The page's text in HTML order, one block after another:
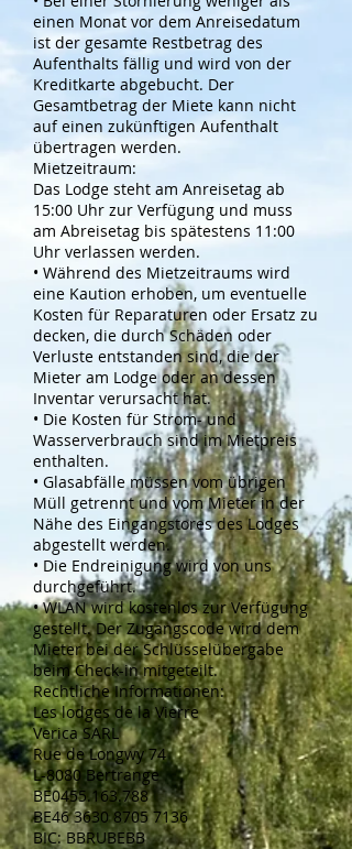
einen Monat vor dem Anreisedatum
ist der gesamte Restbetrag des
Aufenthalts fällig und wird von der
Kreditkarte abgebucht. Der
Gesamtbetrag der Miete kann nicht
auf einen zukünftigen Aufenthalt
übertragen werden.
Mietzeitraum:
Das Lodge steht am Anreisetag ab
15:00 Uhr zur Verfügung und muss
am Abreisetag bis spätestens 11:00
Uhr verlassen werden.
• Während des Mietzeitraums wird
eine Kaution erhoben, um eventuelle
Kosten für Reparaturen oder Ersatz zu
decken, die durch Schäden oder
Verluste entstanden sind, die der
Mieter am Lodge oder an dessen
Inventar verursacht hat.
• Die Kosten für Strom- und
Wasserverbrauch sind im Mietpreis
enthalten.
• Glasabfälle müssen vom übrigen
Müll getrennt und vom Mieter in der
Nähe des Eingangstores des Lodges
abgestellt werden.
• Die Endreinigung wird von uns
durchgeführt.
• WLAN wird kostenlos zur Verfügung
gestellt. Der Zugangscode wird dem
Mieter bei der Schlüsselübergabe
beim Check-in mitgeteilt.
Rechtliche Informationen:
Les lodges de la Vierre
Verica SARL
Rue de Longwy 74
L-8080 Bertrange
BE0455.163.788
BE463630 8705 7136
BIC: BBRUBEBB